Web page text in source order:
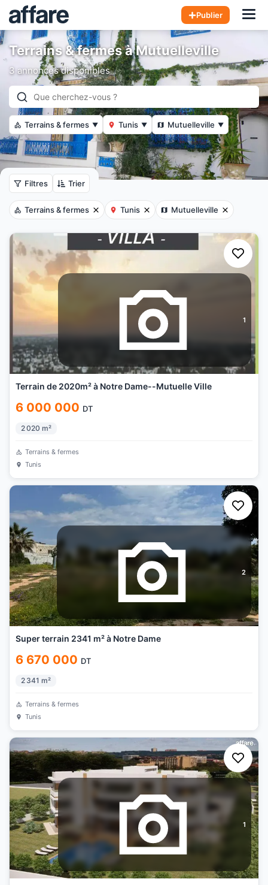
Publier
Terrains & fermes à Mutuelleville
3 annonces disponibles
Terrains & fermes ▼ Tunis ▼ Mutuelleville ▼
Filtres Trier
Terrains & fermes Tunis Mutuelleville
1
Terrain de 2020m² à Notre Dame--Mutuelle Ville
6 000 000 DT
2 020 m²
Terrains & fermes
Tunis
2
Super terrain 2341 m² à Notre Dame
6 670 000 DT
2 341 m²
Terrains & fermes
Tunis
1